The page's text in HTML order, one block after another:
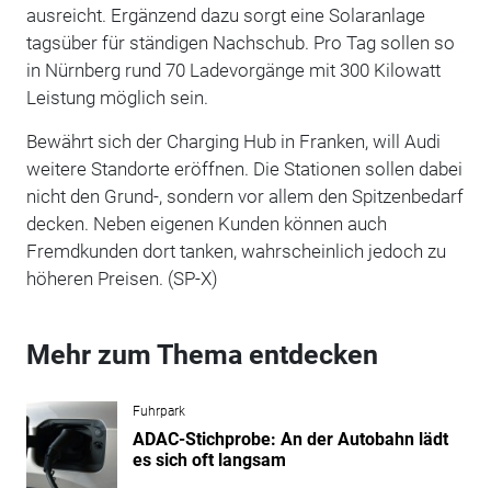
ausreicht. Ergänzend dazu sorgt eine Solaranlage
tagsüber für ständigen Nachschub. Pro Tag sollen so
in Nürnberg rund 70 Ladevorgänge mit 300 Kilowatt
Leistung möglich sein.
Bewährt sich der Charging Hub in Franken, will Audi
weitere Standorte eröffnen. Die Stationen sollen dabei
nicht den Grund-, sondern vor allem den Spitzenbedarf
decken. Neben eigenen Kunden können auch
Fremdkunden dort tanken, wahrscheinlich jedoch zu
höheren Preisen. (SP-X)
Mehr zum Thema entdecken
Fuhrpark
ADAC-Stichprobe: An der Autobahn lädt
es sich oft langsam